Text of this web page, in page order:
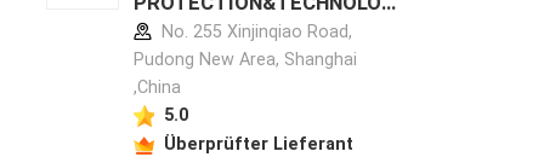
Y CO.,LTD Herstellerprofil
No. 255 Xinjinqiao Road,
Pudong New Area, Shanghai
,China
5.0
Überprüfter Lieferant